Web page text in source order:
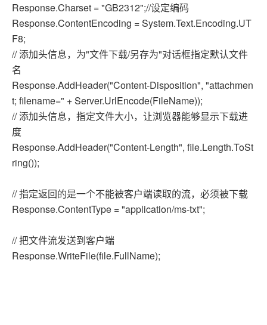
Response.Charset = "GB2312";//设定编码
Response.ContentEncoding = System.Text.Encoding.UT
F8;
// 添加头信息，为"文件下载/另存为"对话框指定默认文件
名
Response.AddHeader("Content-Disposition", "attachmen
t; filename=" + Server.UrlEncode(FileName));
// 添加头信息，指定文件大小，让浏览器能够显示下载进
度
Response.AddHeader("Content-Length", file.Length.ToSt
ring());
// 指定返回的是一个不能被客户端读取的流，必须被下载
Response.ContentType = "application/ms-txt";
// 把文件流发送到客户端
Response.WriteFile(file.FullName);